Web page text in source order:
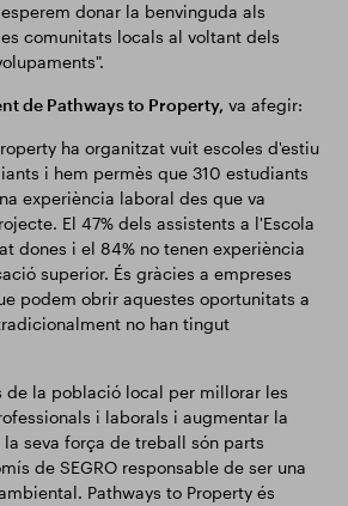
donar la benvinguda als
comunitats locals al voltant dels
de Pathways to Property, va afegir:
ha organitzat vuit escoles d'estiu
i hem permès que 310 estudiants
experiència laboral des que va
El 47% dels assistents a l'Escola
dones i el 84% no tenen experiència
superior. És gràcies a empreses
podem obrir aquestes oportunitats a
no han tingut
de la població local per millorar les
i laborals i augmentar la
seva força de treball són parts
de SEGRO responsable de ser una
Pathways to Property és